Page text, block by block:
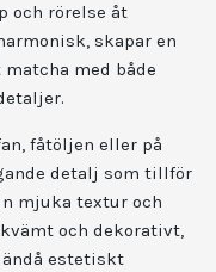
och rörelse åt
skapar en
med både
fåtöljen eller på
detalj som tillför
mjuka textur och
och dekorativt,
estetiskt